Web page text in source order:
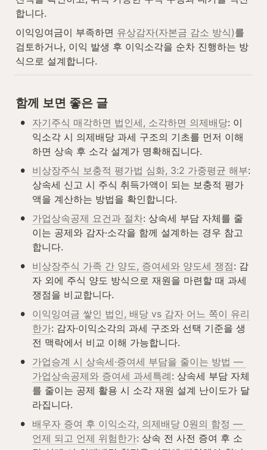
합니다.
이익잉여금이 부족하면 유상감자(자본금 감소 방식)를
검토하거나, 이익 발생 후 이익소각을 순차 진행하는 방
식으로 설계합니다.
함께 보면 좋은 글
• 자기주식 매각하면 법인세, 소각하면 의제배당: 이
익소각 시 의제배당 과세 구조의 기초를 먼저 이해
하면 상속 후 소각 설계가 명확해집니다.
• 비상장주식 보충적 평가법 심화, 3:2 가중평균 해부:
상속세 신고 시 주식 취득가액이 되는 보충적 평가
액을 계산하는 방법을 확인합니다.
• 가업상속공제 요건과 절차: 상속세 부담 자체를 줄
이는 공제와 감자·소각을 함께 설계하는 경우 참고
합니다.
• 비상장주식 가족 간 양도, 증여세와 양도세 쟁점: 감
자 외에 주식 양도 방식으로 재원을 마련할 때 과세
쟁점을 비교합니다.
•
이익잉여금 쌓인 법인, 배당 vs 감자 어느 쪽이 유리
한가: 감자·이익소각의 과세 구조와 선택 기준을 생
전 맥락에서 비교 이해 가능합니다.
•
가업승계 시 상속세·증여세 부담을 줄이는 방법 —
가업상속공제와 증여세 과세특례: 상속세 부담 자체
를 줄이는 공제 활용 시 소각 재원 설계 난이도가 달
라집니다.
•
배우자 증여 후 이익소각, 의제배당 0원의 함정 —
언제 되고 언제 위험한가: 상속 전 사전 증여 후 소